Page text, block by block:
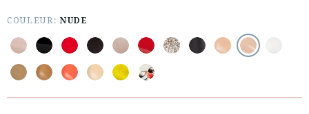
· EXPÉDITIONS
· CHANGEMENTS ET REMBOURSEMENTS
COULEUR:NUDE